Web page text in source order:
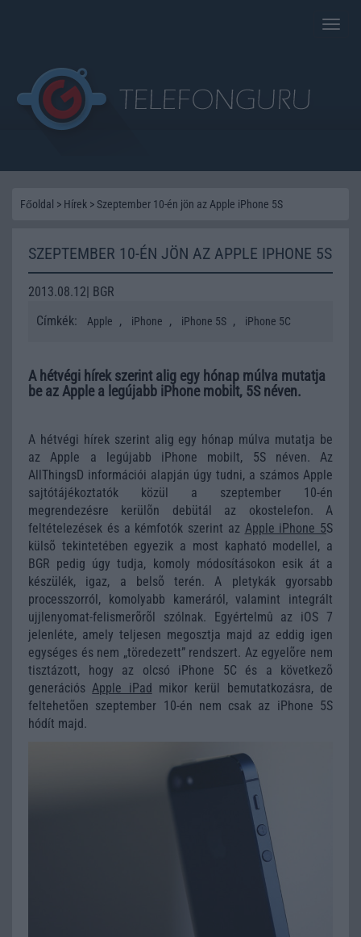
Toggle
Főoldal > Hírek > Szeptember 10-én jön az Apple iPhone 5S
SZEPTEMBER 10-ÉN JÖN AZ APPLE IPHONE 5S
2013.08.12| BGR
Címkék:
Apple , iPhone , iPhone 5S , iPhone 5C
A hétvégi hírek szerint alig egy hónap múlva mutatja
be az Apple a legújabb iPhone mobilt, 5S néven.
A hétvégi hírek szerint alig egy hónap múlva mutatja be
az Apple a legújabb iPhone mobilt, 5S néven. Az
AllThingsD információi alapján úgy tudni, a számos Apple
sajtótájékoztatók közül a szeptember 10-én
megrendezésre kerülõn debütál az okostelefon. A
feltételezések és a kémfotók szerint az Apple iPhone 5S
külsõ tekintetében egyezik a most kapható modellel, a
BGR pedig úgy tudja, komoly módosításokon esik át a
készülék, igaz, a belsõ terén. A pletykák gyorsabb
processzorról, komolyabb kameráról, valamint integrált
ujjlenyomat-felismerõrõl szólnak. Egyértelmû az iOS 7
jelenléte, amely teljesen megosztja majd az eddig igen
egységes és nem „töredezett” rendszert. Az egyelõre nem
tisztázott, hogy az olcsó iPhone 5C és a következõ
generációsApple iPad mikor kerül bemutatkozásra, de
feltehetõen szeptember 10-én nem csak az iPhone 5S
hódít majd.